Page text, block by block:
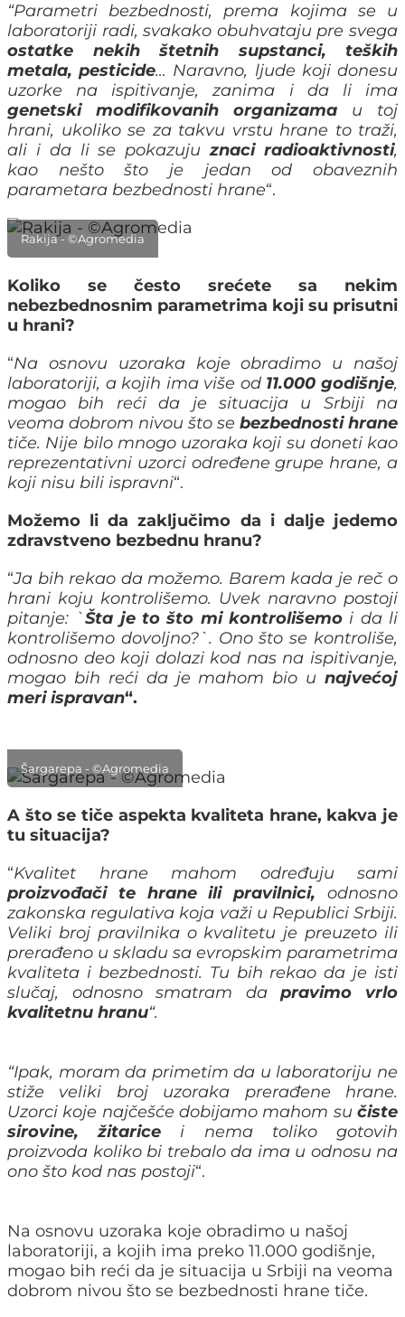
“Parametri bezbednosti, prema kojima se u
laboratoriji radi, svakako obuhvataju pre svega
ostatke nekih štetnih supstanci, teških
metala, pesticide… Naravno, ljude koji donesu
uzorke na ispitivanje, zanima i da li ima
genetski modifikovanih organizama u toj
hrani, ukoliko se za takvu vrstu hrane to traži,
ali i da li se pokazujuznaci radioaktivnosti,
kao nešto što je jedan od obaveznih
parametara bezbednosti hrane“.
Rakija - ©Agromedia
Koliko se često srećete sa nekim
nebezbednosnim parametrima koji su prisutni
u hrani?
“Na osnovu uzoraka koje obradimo u našoj
laboratoriji, a kojih ima više od11.000 godišnje,
mogao bih reći da je situacija u Srbiji na
veoma dobrom nivou što se bezbednosti hrane
tiče. Nije bilo mnogo uzoraka koji su doneti kao
reprezentativni uzorci određene grupe hrane, a
koji nisu bili ispravni“.
Možemo li da zaključimo da i dalje jedemo
zdravstveno bezbednu hranu?
“Ja bih rekao da možemo. Barem kada je reč o
hrani koju kontrolišemo. Uvek naravno postoji
pitanje: `Šta je to što mi kontrolišemo i da li
kontrolišemo dovoljno?`. Ono što se kontroliše,
odnosno deo koji dolazi kod nas na ispitivanje,
mogao bih reći da je mahom bio u najvećoj
meri ispravan“.
Šargarepa - ©Agromedia
A što se tiče aspekta kvaliteta hrane, kakva je
tu situacija?
“Kvalitet hrane mahom određuju sami
proizvođači te hrane ili pravilnici, odnosno
zakonska regulativa koja važi u Republici Srbiji.
Veliki broj pravilnika o kvalitetu je preuzeto ili
prerađeno u skladu sa evropskim parametrima
kvaliteta i bezbednosti. Tu bih rekao da je isti
slučaj, odnosno smatram dapravimo vrlo
kvalitetnu hranu“.
“Ipak, moram da primetim da u laboratoriju ne
stiže veliki broj uzoraka prerađene hrane.
Uzorci koje najčešće dobijamo mahom su čiste
sirovine, žitarice i nema toliko gotovih
proizvoda koliko bi trebalo da ima u odnosu na
ono što kod nas postoji“.
Na osnovu uzoraka koje obradimo u našoj
laboratoriji, a kojih ima preko 11.000 godišnje,
mogao bih reći da je situacija u Srbiji na veoma
dobrom nivou što se bezbednosti hrane tiče.